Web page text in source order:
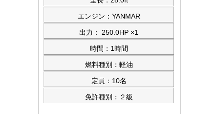
エンジン：YANMAR
出力： 250.0HP ×1
時間：1時間
燃料種別：軽油
定員：10名
免許種別：２級